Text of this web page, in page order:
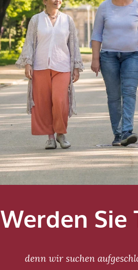
Werden Sie
denn wir suchen